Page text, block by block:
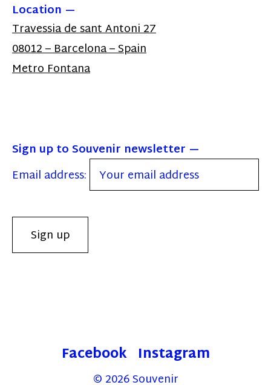
Location
Travessia de sant Antoni 27
08012 – Barcelona – Spain
Metro Fontana
Sign up to Souvenir newsletter
Email address:
Facebook Instagram
© 2026Souvenir